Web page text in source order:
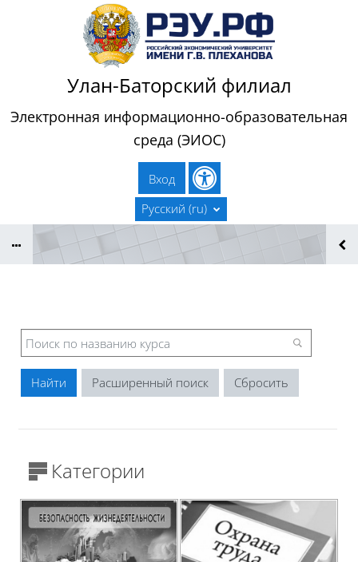
Перейти к основному содержанию
Улан-Баторский филиал
Электронная информационно-образовательная
среда (ЭИОС)
Вход
Русский ‎(ru)‎
Расширенный поиск
Категории